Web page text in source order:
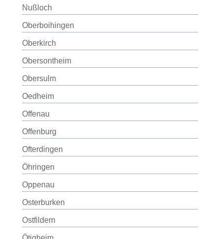
Nußloch
Oberboihingen
Oberkirch
Obersontheim
Obersulm
Oedheim
Offenau
Offenburg
Ofterdingen
Öhringen
Oppenau
Osterburken
Ostfildern